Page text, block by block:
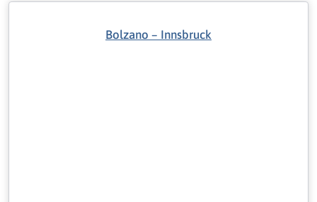
Bolzano – Innsbruck